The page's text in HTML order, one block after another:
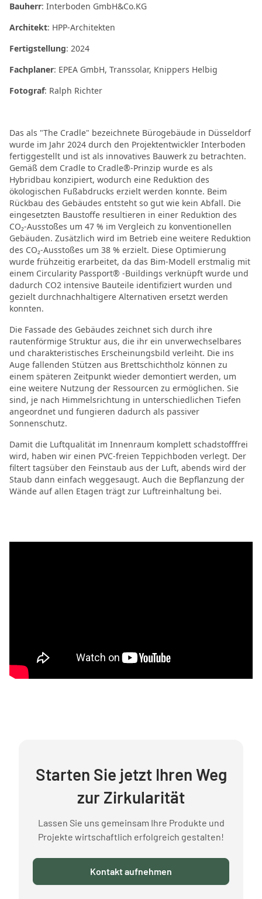
Bauherr: Interboden GmbH&Co.KG
Architekt: HPP-Architekten
Fertigstellung: 2024
Fachplaner: EPEA GmbH, Transsolar, Knippers Helbig
Fotograf: Ralph Richter
Das als "The Cradle" bezeichnete Bürogebäude in Düsseldorf
wurde im Jahr 2024 durch den Projektentwickler Interboden
fertiggestellt und ist als innovatives Bauwerk zu betrachten.
Gemäß dem Cradle to Cradle®-Prinzip wurde es als
Hybridbau konzipiert, wodurch eine Reduktion des
ökologischen Fußabdrucks erzielt werden konnte. Beim
Rückbau des Gebäudes entsteht so gut wie kein Abfall. Die
eingesetzten Baustoffe resultieren in einer Reduktion des
CO₂-Ausstoßes um 47 % im Vergleich zu konventionellen
Gebäuden. Zusätzlich wird im Betrieb eine weitere Reduktion
des CO₂-Ausstoßes um 38 % erzielt. Diese Optimierung
wurde frühzeitig erarbeitet, da das Bim-Modell erstmalig mit
einem Circularity Passport® -Buildings verknüpft wurde und
dadurch CO2 intensive Bauteile identifiziert wurden und
gezielt durchnachhaltigere Alternativen ersetzt werden
konnten.
Die Fassade des Gebäudes zeichnet sich durch ihre
rautenförmige Struktur aus, die ihr ein unverwechselbares
und charakteristisches Erscheinungsbild verleiht. Die ins
Auge fallenden Stützen aus Brettschichtholz können zu
einem späteren Zeitpunkt wieder demontiert werden, um
eine weitere Nutzung der Ressourcen zu ermöglichen. Sie
sind, je nach Himmelsrichtung in unterschiedlichen Tiefen
angeordnet und fungieren dadurch als passiver
Sonnenschutz.
Damit die Luftqualität im Innenraum komplett schadstofffrei
wird, haben wir einen PVC-freien Teppichboden verlegt. Der
filtert tagsüber den Feinstaub aus der Luft, abends wird der
Staub dann einfach weggesaugt. Auch die Bepflanzung der
Wände auf allen Etagen trägt zur Luftreinhaltung bei.
Starten Sie jetzt Ihren Weg
zur Zirkularität
Lassen Sie uns gemeinsam Ihre Produkte und
Projekte wirtschaftlich erfolgreich gestalten!
Kontakt aufnehmen